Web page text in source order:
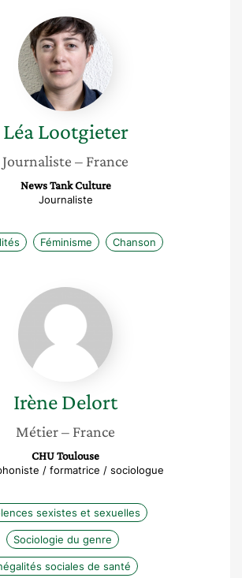
Léa
Lootgieter
Léa Lootgieter
Journaliste – France
News Tank Culture
Journaliste
Féminisme Chanson
Irène
Delort
IrèneDelort
Métier– France
CHU Toulouse
/ formatrice / sociologue
sexistes et sexuelles
Sociologie du genre
sociales de santé